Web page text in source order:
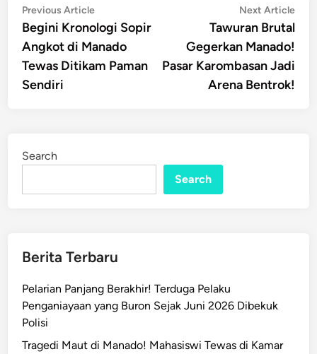
Post
navigation
Previous ArticlePrevious
article:
Begini Kronologi Sopir
Angkot di Manado
Tewas Ditikam Paman
Sendiri
Next Article
Tawuran Brutal
Gegerkan Manado!
Pasar Karombasan Jadi
Arena Bentrok!
Search
Search
Berita Terbaru
Pelarian Panjang Berakhir! Terduga Pelaku
Penganiayaan yang Buron Sejak Juni 2026 Dibekuk
Polisi
Tragedi Maut di Manado! Mahasiswi Tewas di Kamar